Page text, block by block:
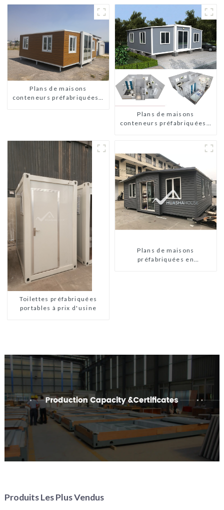
Toilettes préfabriquées
Personnalisée
Plans de maisons
conteneurs préfabriquées à
Plans de maisons
conteneurs préfabriquées à
Toilettes préfabriquées
portables à prix d'usine
Plans de maisons
préfabriquées en
Produits Les Plus Vendus